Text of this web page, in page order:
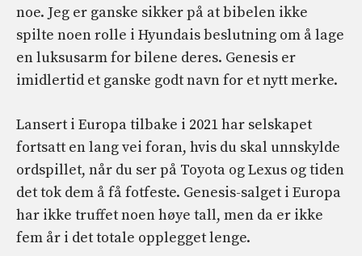
noe. Jeg er ganske sikker på at bibelen ikke
spilte noen rolle i Hyundais beslutning om å lage
en luksusarm for bilene deres. Genesis er
imidlertid et ganske godt navn for et nytt merke.
Lansert i Europa tilbake i 2021 har selskapet
fortsatt en lang vei foran, hvis du skal unnskylde
ordspillet, når du ser på Toyota og Lexus og tiden
det tok dem å få fotfeste. Genesis-salget i Europa
har ikke truffet noen høye tall, men da er ikke
fem år i det totale opplegget lenge.